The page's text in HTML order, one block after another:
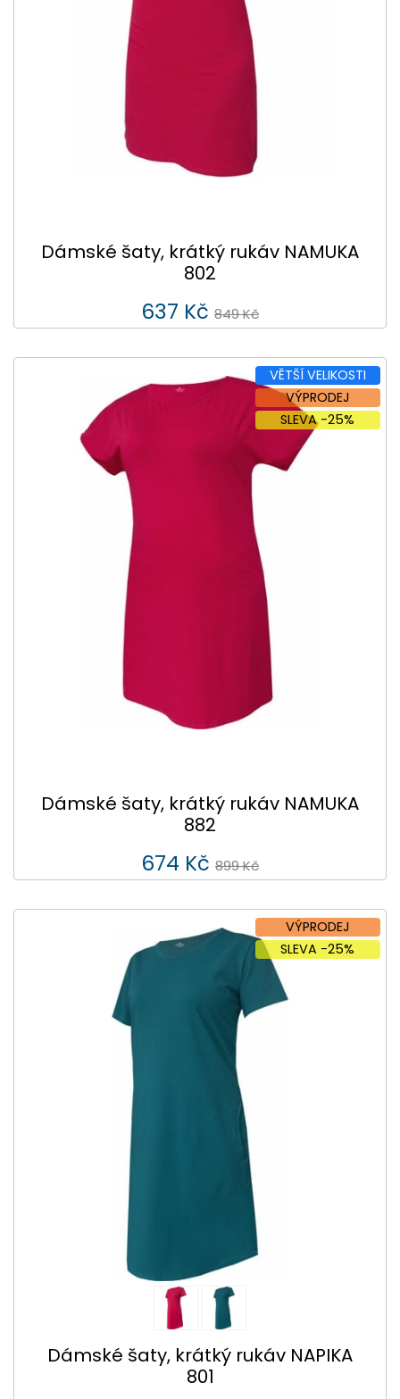
Dámské šaty, krátký rukáv NAMUKA
802
637 Kč 849 Kč
VĚTŠÍ VELIKOSTI
VÝPRODEJ
SLEVA -25%
Dámské šaty, krátký rukáv NAMUKA
882
674 Kč 899 Kč
VÝPRODEJ
SLEVA -25%
Dámské šaty, krátký rukáv NAPIKA
801